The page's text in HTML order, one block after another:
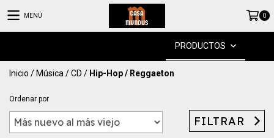
MENÚ 0
PRODUCTOS
Inicio / Música /CD / Hip-Hop / Reggaeton
Ordenar por
FILTRAR